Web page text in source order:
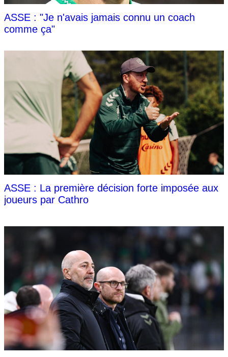
ASSE : "Je n'avais jamais connu un coach
comme ça"
ASSE : La première décision forte imposée aux
joueurs par Cathro